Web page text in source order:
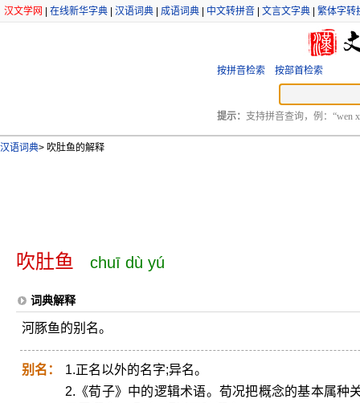
汉文学网 在线新华字典 汉语词典 成语词典 中文转拼音 文言文字典 繁体字转
按拼音检索 按部首检索
提示： 支持拼音查询，例：“wen
汉语词典> 吹肚鱼的解释
吹肚鱼 chuī dù yú
词典解释
河豚鱼的别名。
别名：
1.正名以外的名字;异名。
2.《荀子》中的逻辑术语。荀况把概念的基本属种